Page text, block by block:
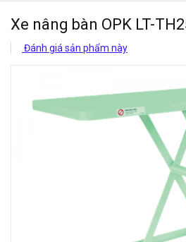
Xe nâng bàn OPK LT-
Đánh giá sản phẩm này